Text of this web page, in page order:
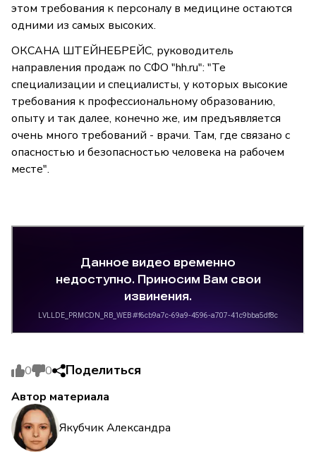
этом требования к персоналу в медицине остаются
одними из самых высоких.
ОКСАНА ШТЕЙНЕБРЕЙС, руководитель
направления продаж по СФО "hh.ru": "Те
специализации и специалисты, у которых высокие
требования к профессиональному образованию,
опыту и так далее, конечно же, им предъявляется
очень много требований - врачи. Там, где связано с
опасностью и безопасностью человека на рабочем
месте".
0 0 Поделиться
Автор материала
Якубчик Александра